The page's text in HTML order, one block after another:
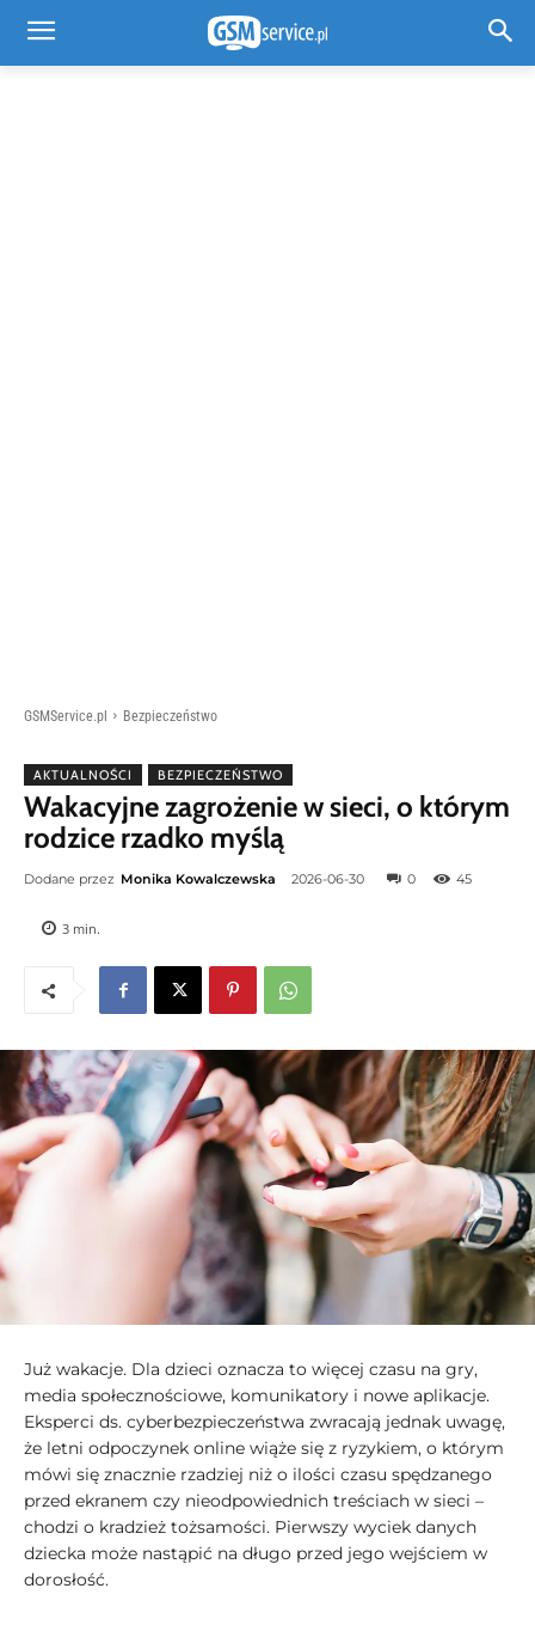
GSMService.pl Bezpieczeństwo
AKTUALNOŚCI BEZPIECZEŃSTWO
Wakacyjne zagrożenie w sieci, o którym
rodzice rzadko myślą
Dodane przez Monika Kowalczewska 2026-06-30 0 45
3 min.
Już wakacje. Dla dzieci oznacza to więcej czasu na gry,
media społecznościowe, komunikatory i nowe aplikacje.
Eksperci ds. cyberbezpieczeństwa zwracają jednak uwagę,
że letni odpoczynek online wiąże się z ryzykiem, o którym
mówi się znacznie rzadziej niż o ilości czasu spędzanego
przed ekranem czy nieodpowiednich treściach w sieci –
chodzi o kradzież tożsamości. Pierwszy wyciek danych
dziecka może nastąpić na długo przed jego wejściem w
dorosłość.